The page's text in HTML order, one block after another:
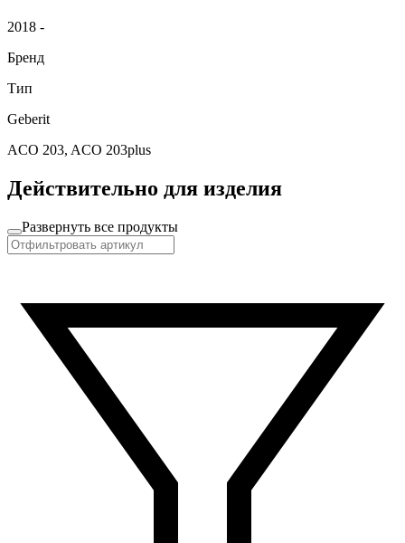
2018 -
Бренд
Тип
Geberit
ACO 203, ACO 203plus
Действительно для изделия
Развернуть все продукты